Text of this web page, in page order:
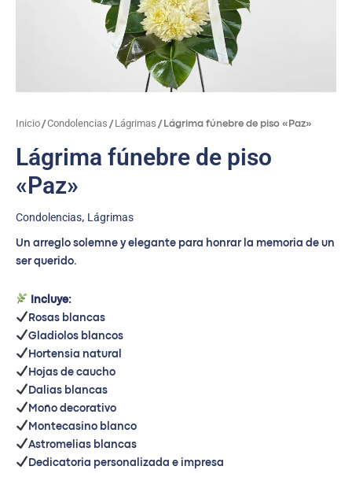
Inicio /Condolencias / Lágrimas / Lágrima fúnebre de piso «Paz»
Lágrima fúnebre de piso
«Paz»
Condolencias, Lágrimas
Un arreglo solemne y elegante para honrar la memoria de un
ser querido.
Incluye:
Rosas blancas
Gladiolos blancos
Hortensia natural
Hojas de caucho
Dalias blancas
Moño decorativo
Montecasino blanco
Astromelias blancas
Dedicatoria personalizada e impresa